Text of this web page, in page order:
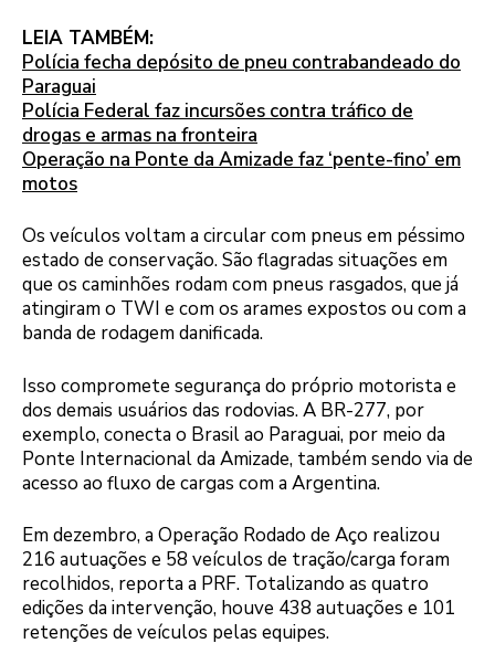
LEIA TAMBÉM:
Polícia fecha depósito de pneu contrabandeado do
Paraguai
Polícia Federal faz incursões contra tráfico de
drogas e armas na fronteira
Operação na Ponte da Amizade faz ‘pente-fino’ em
motos
Os veículos voltam a circular com pneus em péssimo
estado de conservação. São flagradas situações em
que os caminhões rodam com pneus rasgados, que já
atingiram o TWI e com os arames expostos ou com a
banda de rodagem danificada.
Isso compromete segurança do próprio motorista e
dos demais usuários das rodovias. A BR-277, por
exemplo, conecta o Brasil ao Paraguai, por meio da
Ponte Internacional da Amizade, também sendo via de
acesso ao fluxo de cargas com a Argentina.
Em dezembro, a Operação Rodado de Aço realizou
216 autuações e 58 veículos de tração/carga foram
recolhidos, reporta a PRF. Totalizando as quatro
edições da intervenção, houve 438 autuações e 101
retenções de veículos pelas equipes.